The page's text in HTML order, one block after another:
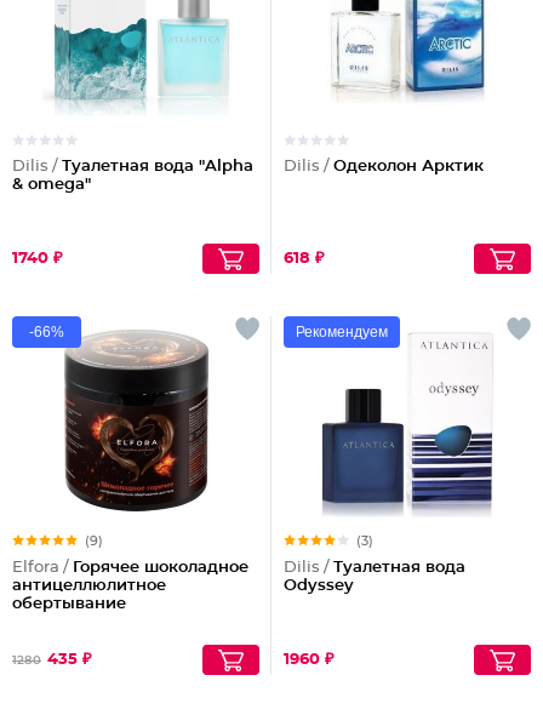
Dilis / Туалетная вода "Alpha
& omega"
1740 ₽
Dilis / Одеколон Арктик
618 ₽
-66%
(9)
Elfora / Горячее шоколадное
антицеллюлитное
обертывание
1280 435 ₽
Рекомендуем
(3)
Dilis / Туалетная вода
Odyssey
1960 ₽